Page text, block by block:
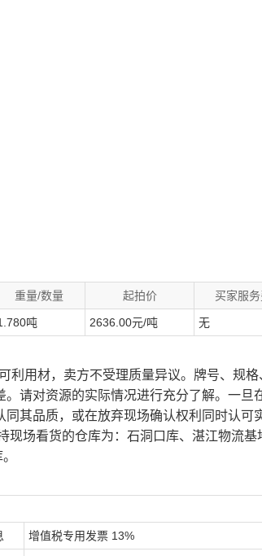
重量/数量 起拍价 买家服
吨 2636.00元/吨 无
利用材，卖方不受理质量异议。牌号、规格
请对资源的实际情况进行充分了解。一旦
其品质，或在放弃现场确认权利同时认可
现场看货的仓库为：石洞口库、湛江物流基
增值税专用发票 13%